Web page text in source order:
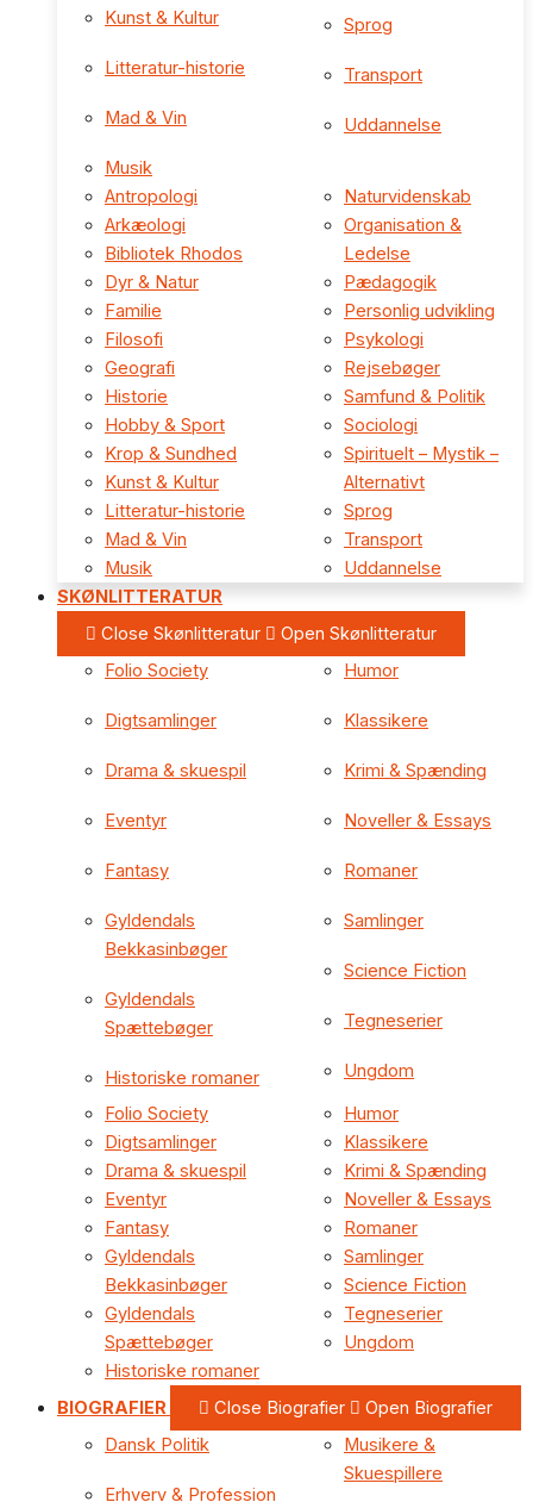
Kunst & Kultur
Litteratur-historie
Mad & Vin
Musik
Sprog
Transport
Uddannelse
Antropologi
Arkæologi
Bibliotek Rhodos
Dyr & Natur
Familie
Filosofi
Geografi
Historie
Hobby & Sport
Krop & Sundhed
Kunst & Kultur
Litteratur-historie
Mad & Vin
Musik
Naturvidenskab
Organisation &
Ledelse
Pædagogik
Personlig udvikling
Psykologi
Rejsebøger
Samfund & Politik
Sociologi
Spirituelt – Mystik –
Alternativt
Sprog
Transport
Uddannelse
SKØNLITTERATUR
Close Skønlitteratur
Open Skønlitteratur
Folio Society
Digtsamlinger
Drama & skuespil
Eventyr
Fantasy
Gyldendals
Bekkasinbøger
Gyldendals
Spættebøger
Historiske romaner
Humor
Klassikere
Krimi & Spænding
Noveller & Essays
Romaner
Samlinger
Science Fiction
Tegneserier
Ungdom
Folio Society
Digtsamlinger
Drama & skuespil
Eventyr
Fantasy
Gyldendals
Bekkasinbøger
Gyldendals
Spættebøger
Historiske romaner
Humor
Klassikere
Krimi & Spænding
Noveller & Essays
Romaner
Samlinger
Science Fiction
Tegneserier
Ungdom
BIOGRAFIER Close Biografier
Open Biografier
Dansk Politik
Erhverv & Profession
Musikere &
Skuespillere